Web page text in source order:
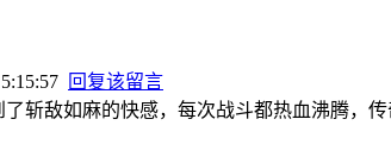
回复该留言
斩敌如麻的快感，每次战斗都热血沸腾，传